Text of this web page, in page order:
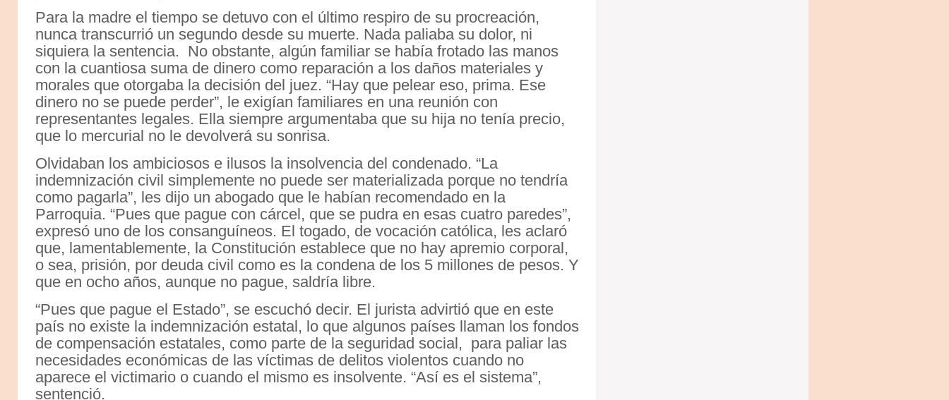
Para la madre el tiempo se detuvo con el último respiro de su procreación,
nunca transcurrió un segundo desde su muerte. Nada paliaba su dolor, ni
siquiera la sentencia. No obstante, algún familiar se había frotado las manos
con la cuantiosa suma de dinero como reparación a los daños materiales y
morales que otorgaba la decisión del juez. “Hay que pelear eso, prima. Ese
dinero no se puede perder”, le exigían familiares en una reunión con
representantes legales. Ella siempre argumentaba que su hija no tenía precio,
que lo mercurial no le devolverá su sonrisa.
Olvidaban los ambiciosos e ilusos la insolvencia del condenado. “La
indemnización civil simplemente no puede ser materializada porque no tendría
como pagarla”, les dijo un abogado que le habían recomendado en la
Parroquia. “Pues que pague con cárcel, que se pudra en esas cuatro paredes”,
expresó uno de los consanguíneos. El togado, de vocación católica, les aclaró
que, lamentablemente, la Constitución establece que no hay apremio corporal,
o sea, prisión, por deuda civil como es la condena de los 5 millones de pesos. Y
que en ocho años, aunque no pague, saldría libre.
“Pues que pague el Estado”, se escuchó decir. El jurista advirtió que en este
país no existe la indemnización estatal, lo que algunos países llaman los fondos
de compensación estatales, como parte de la seguridad social, para paliar las
necesidades económicas de las víctimas de delitos violentos cuando no
aparece el victimario o cuando el mismo es insolvente. “Así es el sistema”,
sentenció.